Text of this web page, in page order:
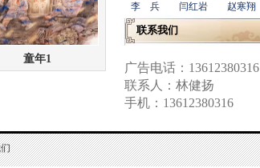
童年1
李 兵
闫红岩 赵寒翔
联系我们
广告电话：13612380316
联系人：林健扬
手机：13612380316